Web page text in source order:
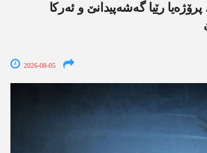
پرۆژەیا رێیا گەشەپیدانێ و ئەرکا
2026-08-05